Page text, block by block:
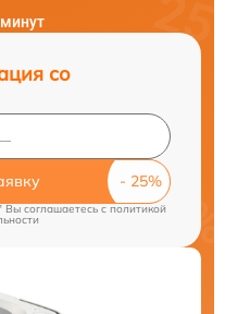
со
Вы соглашаетесь cполитикой